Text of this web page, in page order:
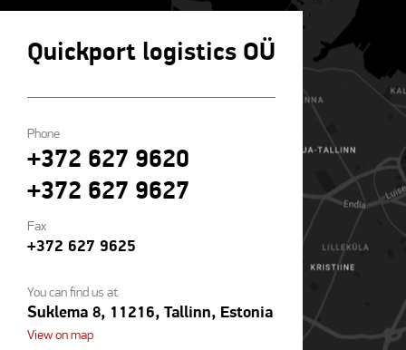
Quickport logistics OÜ
Phone
+372 627 9620
+372 627 9627
Fax
+372 627 9625
You can find us at
Suklema 8, 11216, Tallinn, Estonia
View on map